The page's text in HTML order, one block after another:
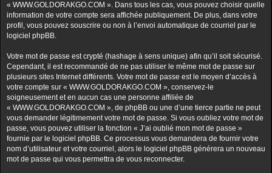
« WWW.GOLDORAKGO.COM ». Dans tous les cas, vous pouvez choisir quelle
information de votre compte sera affichée publiquement. De plus, dans votre
profil, vous pouvez souscrire ou non à l’envoi automatique de courriel par le
logiciel phpBB.
Votre mot de passe est crypté (hashage à sens unique) afin qu’il soit sécurisé.
Cependant, il est recommandé de ne pas utiliser le même mot de passe sur
plusieurs sites Internet différents. Votre mot de passe est le moyen d’accès à
votre compte sur « WWW.GOLDORAKGO.COM », conservez-le
soigneusement et en aucun cas une personne affiliée de
« WWW.GOLDORAKGO.COM », de phpBB ou une d’une tierce partie ne peut
vous demander légitimement votre mot de passe. Si vous oubliez votre mot de
passe, vous pouvez utiliser la fonction « J’ai oublié mon mot de passe »
fournie par le logiciel phpBB. Ce processus vous demandera de fournir votre
nom d’utilisateur et votre courriel, alors le logiciel phpBB générera un nouveau
mot de passe qui vous permettra de vous reconnecter.